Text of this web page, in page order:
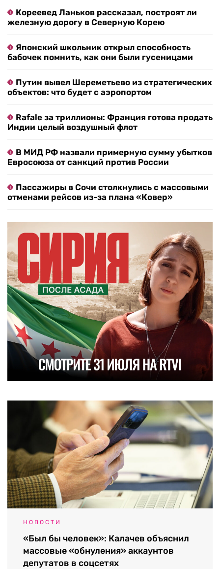
Кореевед Ланьков рассказал, построят ли
железную дорогу в Северную Корею
Японский школьник открыл способность
бабочек помнить, как они были гусеницами
Путин вывел Шереметьево из стратегических
объектов: что будет с аэропортом
Rafale за триллионы: Франция готова продать
Индии целый воздушный флот
В МИД РФ назвали примерную сумму убытков
Евросоюза от санкций против России
Пассажиры в Сочи столкнулись с массовыми
отменами рейсов из-за плана «Ковер»
НОВОСТИ
«Был бы человек»: Калачев объяснил
массовые «обнуления» аккаунтов
депутатов в соцсетях